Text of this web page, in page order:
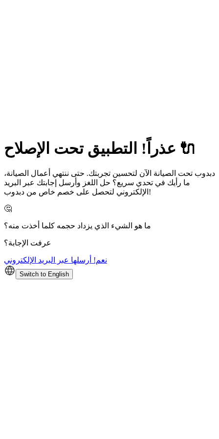
عذراً! التطبيق تحت الإصلاح 🔌
دبدوب تحت الصيانة الآن لتحسين تجربتك. حتى ننتهي أعمال الصيانة،
ما رأيك في تحدي سريع؟ حل اللغز وأرسل إجابتك عبر البريد
الإلكتروني لتحصل على خصم خاص من دبدوب!
🤔
ما هو الشيء الذي يزداد حجمه كلما أخذت منه؟
عرفت الإجابة؟
نعم! أرسلها عبر البريد الإلكتروني
Switch to English